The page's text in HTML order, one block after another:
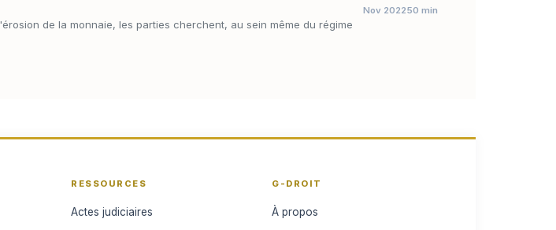
de la monnaie, les parties cherchent, au sein même du régime
Nov 202250 min
RESSOURCES
Actes judiciaires
G-DROIT
À propos